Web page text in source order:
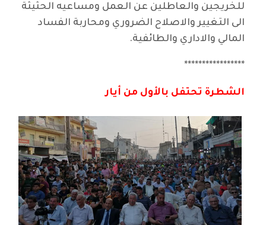
للخريجين والعاطلين عن العمل ومساعيه الحثيثة
الى التغيير والاصلاح الضروري ومحاربة الفساد
المالي والاداري والطائفية.
*****************
الشطرة تحتفل بالأول من أيار